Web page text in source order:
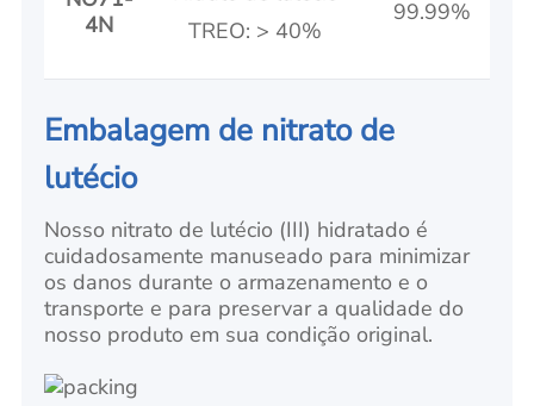
4N
TREO: > 40%
99.99%
Embalagem de nitrato de
lutécio
Nosso nitrato de lutécio (III) hidratado é
cuidadosamente manuseado para minimizar
os danos durante o armazenamento e o
transporte e para preservar a qualidade do
nosso produto em sua condição original.